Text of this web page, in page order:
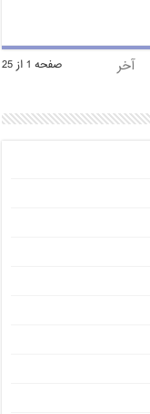
صفحه 1 از 25 آخر